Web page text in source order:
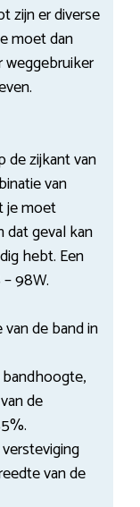
zijn er diverse
moet dan
weggebruiker
de zijkant van
van
je moet
dat geval kan
hebt. Een
98W.
de band in
de
van de